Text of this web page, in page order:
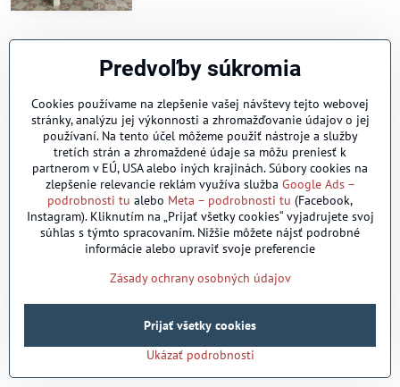
©2026Copyright
Predvoľby súkromiaZásady ochrany osobných údajov
Vytvorené pomocou: BiznisWeb.sk
Predvoľby súkromia
Cookies používame na zlepšenie vašej návštevy tejto webovej
stránky, analýzu jej výkonnosti a zhromažďovanie údajov o jej
používaní. Na tento účel môžeme použiť nástroje a služby
tretích strán a zhromaždené údaje sa môžu preniesť k
partnerom v EÚ, USA alebo iných krajinách. Súbory cookies na
zlepšenie relevancie reklám využíva služba Google Ads –
podrobnosti tu alebo Meta – podrobnosti tu (Facebook,
Instagram). Kliknutím na „Prijať všetky cookies“ vyjadrujete svoj
súhlas s týmto spracovaním. Nižšie môžete nájsť podrobné
informácie alebo upraviť svoje preferencie
Zásady ochrany osobných údajov
Ukázať podrobnosti
Prijať všetky cookies